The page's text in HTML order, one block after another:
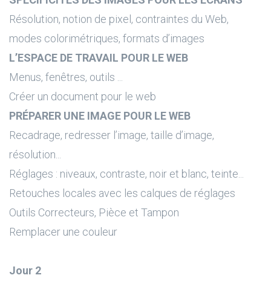
Résolution, notion de pixel, contraintes du Web,
modes colorimétriques, formats d’images
L’ESPACE DE TRAVAIL POUR LE WEB
Menus, fenêtres, outils ...
Créer un document pour le web
PRÉPARER UNE IMAGE POUR LE WEB
Recadrage, redresser l’image, taille d’image,
résolution...
Réglages : niveaux, contraste, noir et blanc, teinte...
Retouches locales avec les calques de réglages
Outils Correcteurs, Pièce et Tampon
Remplacer une couleur
Jour 2